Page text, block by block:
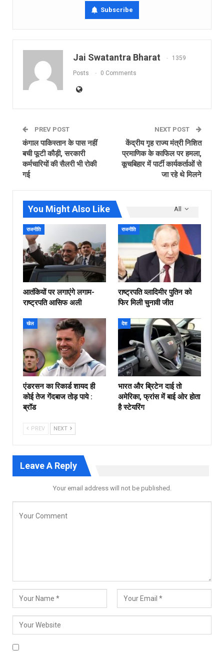
Subscribe
Jai Swatantra Bharat 1359
Posts 0 Comments
PREV POST
कंगाल पाकिस्तान के पास नहीं
बची फूटी कौड़ी, सरकारी
कर्मचारियों की सैलरी भी रोकी
गई
NEXT POST
केंद्रीय गृह राज्य मंत्री निशित
प्रमाणिक के काफिल पर हमला,
कूचबिहार में पार्टी कार्यकर्ताओं से
जा रहे थे मिलने
All
You Might Also Like
राजनीति
आतंकियों पर लगाएंगे लगाम-
राष्ट्रपति आसिफ अली
राजनीति
राष्ट्रपति व्लादिमीर पुतिन को
फिर मिली चुनावी जीत
खेल
एंडरसन का रिकार्ड शायद ही
कोई तेज गेंदबाज तोड़ पाये :
ब्रॉड
देश
भारत और ब्रिटेन दाई तो
अमेरिका, फ्रांस में बाई ओर होता
है स्टेयरिंग
PREV NEXT
Leave A Reply
Your email address will not be published.